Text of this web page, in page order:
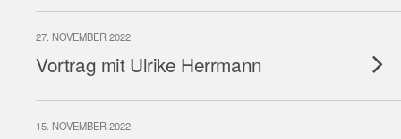
27. NOVEMBER 2022
Vortrag mit Ulrike Herrmann
15. NOVEMBER 2022